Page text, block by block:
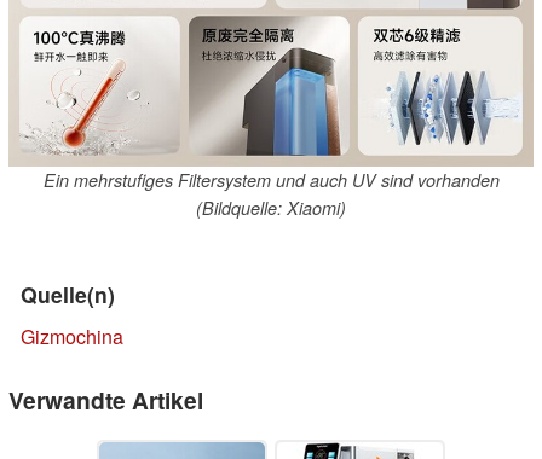
Ein mehrstufiges Filtersystem und auch UV sind vorhanden
(Bildquelle: Xiaomi)
Quelle(n)
Gizmochina
Verwandte Artikel